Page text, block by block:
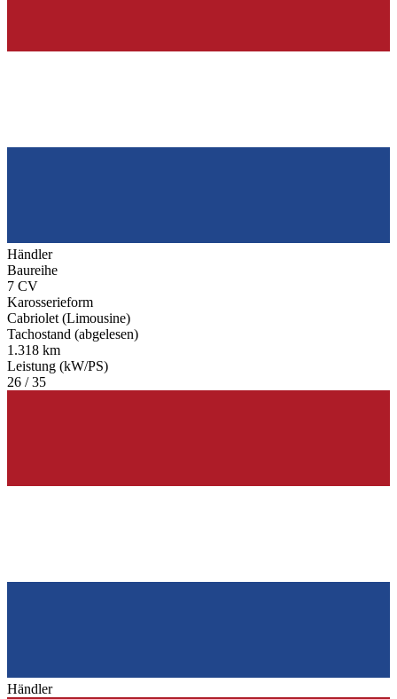
Händler
Baureihe
7 CV
Karosserieform
Cabriolet (Limousine)
Tachostand (abgelesen)
1.318 km
Leistung (kW/PS)
26 / 35
Händler